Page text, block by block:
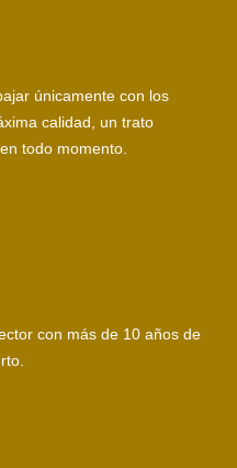
únicamente con los
calidad, un trato
todo momento.
con más de 10 años de